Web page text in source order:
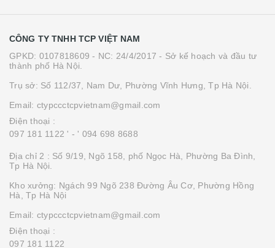
CÔNG TY TNHH TCP VIỆT NAM
GPKD: 0107818609 - NC: 24/4/2017 - Sở kế hoạch và đầu tư
thành phố Hà Nội.
Trụ sở: Số 112/37, Nam Dư, Phường Vĩnh Hưng, Tp Hà Nội.
Email: ctypccctcpvietnam@gmail.com
Điện thoại :
097 181 1122 ' - ' 094 698 8688
Địa chỉ 2 : Số 9/19, Ngõ 158, phố Ngọc Hà, Phường Ba Đình,
Tp Hà Nội.
Kho xưởng: Ngách 99 Ngõ 238 Đường Âu Cơ, Phường Hồng
Hà, Tp Hà Nội
Email: ctypccctcpvietnam@gmail.com
Điện thoại :
097 181 1122